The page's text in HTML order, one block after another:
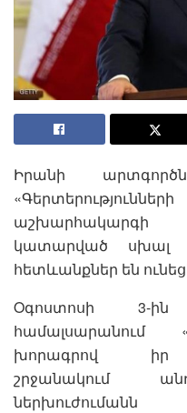
Իրանի
աշխարհակարգի
կատարված սխալ
հետևանքներ են
Oգոստոսի 3-
համալսարանում
խորագրով իր
շրջանակում